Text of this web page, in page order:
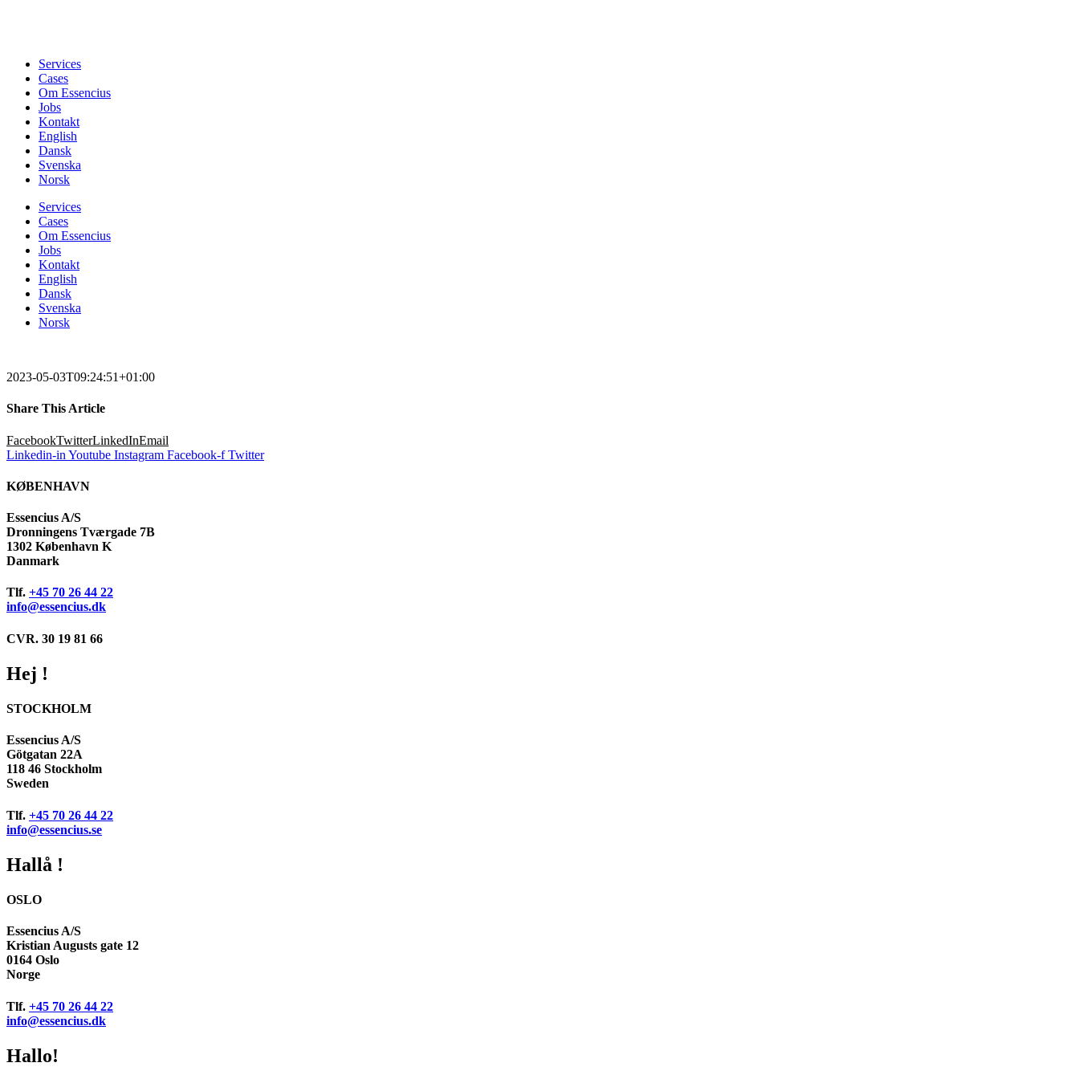
Services
Cases
Om Essencius
Jobs
Kontakt
English
Dansk
Svenska
Norsk
Services
Cases
Om Essencius
Jobs
Kontakt
English
Dansk
Svenska
Norsk
2023-05-03T09:24:51+01:00
Share This Article
FacebookTwitterLinkedInEmail
Linkedin-in Youtube Instagram Facebook-f Twitter
KØBENHAVN
Essencius A/S
Dronningens Tværgade 7B
1302 København K
Danmark
Tlf. +45 70 26 44 22
info@essencius.dk
CVR. 30 19 81 66
Hej !
STOCKHOLM
Essencius A/S
Götgatan 22A
118 46 Stockholm
Sweden
Tlf. +45 70 26 44 22
info@essencius.se
Hallå !
OSLO
Essencius A/S
Kristian Augusts gate 12
0164 Oslo
Norge
Tlf. +45 70 26 44 22
info@essencius.dk
Hallo!